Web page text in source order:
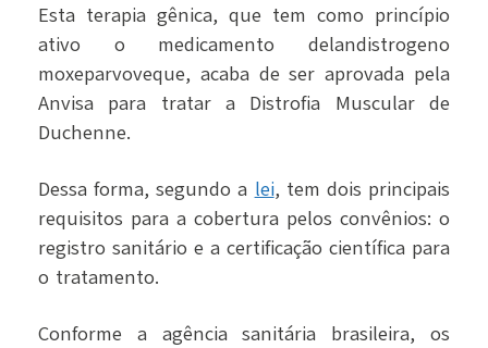
Esta terapia gênica, que tem como princípio
ativo o medicamento delandistrogeno
moxeparvoveque, acaba de ser aprovada pela
Anvisa para tratar a Distrofia Muscular de
Duchenne.
Dessa forma, segundo a lei, tem dois principais
requisitos para a cobertura pelos convênios: o
registro sanitário e a certificação científica para
o tratamento.
Conforme a agência sanitária brasileira, os